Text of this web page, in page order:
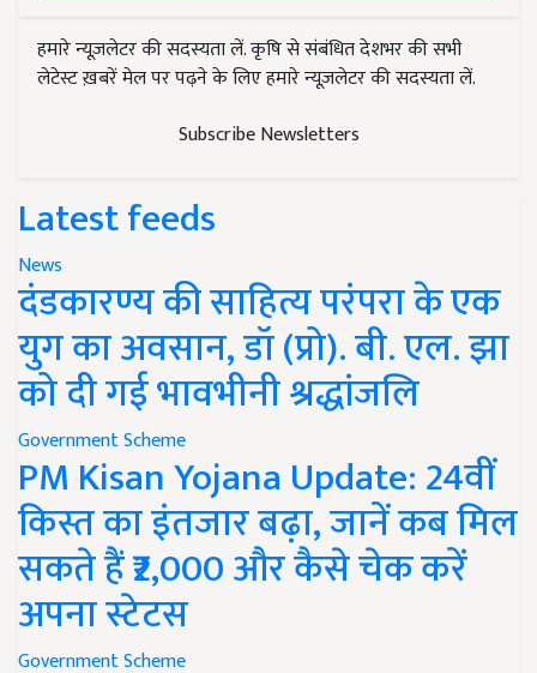
हमारे न्यूज़लेटर की सदस्यता लें. कृषि से संबंधित देशभर की सभी
लेटेस्ट ख़बरें मेल पर पढ़ने के लिए हमारे न्यूज़लेटर की सदस्यता लें.
Subscribe Newsletters
Latest feeds
News
दंडकारण्य की साहित्य परंपरा के एक
युग का अवसान, डॉ (प्रो). बी. एल. झा
को दी गई भावभीनी श्रद्धांजलि
Government Scheme
PM Kisan Yojana Update: 24वीं
किस्त का इंतजार बढ़ा, जानें कब मिल
सकते हैं ₹2,000 और कैसे चेक करें
अपना स्टेटस
Government Scheme